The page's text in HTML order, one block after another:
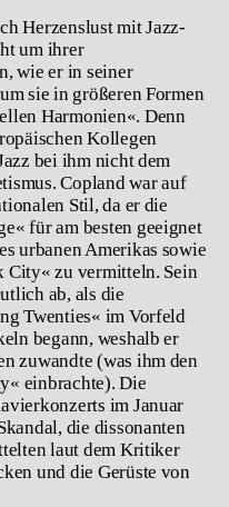
Herzenslust mit Jazz-
um ihrer
wie er in seiner
sie in größeren Formen
Harmonien«. Denn
Kollegen
bei ihm nicht dem
Copland war auf
Stil, da er die
für am besten geeignet
urbanen Amerikas sowie
City« zu vermitteln. Sein
ab, als die
Twenties« im Vorfeld
begann, weshalb er
zuwandte (was ihm den
einbrachte). Die
im Januar
die dissonanten
laut dem Kritiker
und die Gerüste von